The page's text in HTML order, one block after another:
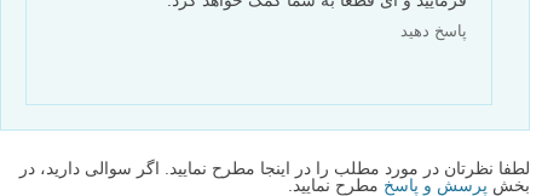
پاسخ دهید
لطفا نظرتان در مورد مطلب را در اینجا مطرح نمایید. اگر سوالی دارید، در
بخش پرسش و پاسخ مطرح نمایید.